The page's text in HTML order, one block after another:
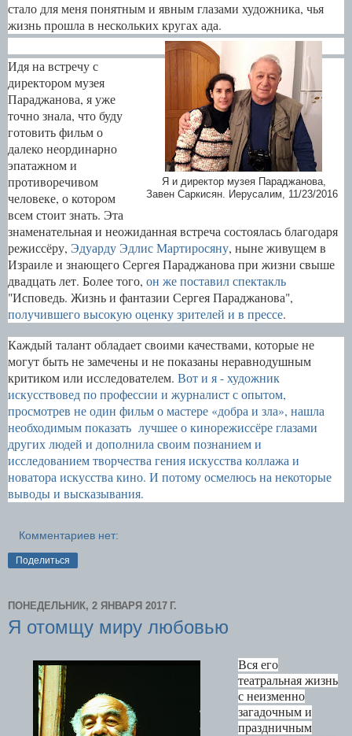
стало для меня понятным и явным глазами художника, чья
жизнь прошла в нескольких кругах ада.
Я и директор музея Параджанова,
Завен Саркисян. Иерусалим, 11/23/2016
Идя на встречу с
директором музея
Параджанова, я уже
точно знала, что буду
готовить фильм о
далеко неординарно
эпатажном и
противоречивом
человеке, о котором
всем стоит знать. Эта
знаменательная и неожиданная встреча состоялась благодаря
режиссёру, Эдуарду Эдлис Мартиросяну, ныне живущем в
Израиле и знающего Сергея Параджанова при жизни свыше
двадцать лет. Более того, он же поставил спектакль
"Исповедь. Жизнь и фантазии Сергея Параджанова",
получившего высокую оценку зрителей и в прессе.
Каждый талант обладает своими качествами, которые не
могут быть не замечены и не показаны неравнодушным
критиком или исследователем. Вот и я - художник
искусствовед по профессии и журналист с опытом,
просмотрев не один фильм о мастере «добра и зла», нашла
необходимым показать лучшее о кинорежиссёре глазами
других людей и дополнила своим познанием и
исследованием творчества гения искусства коллажа и
новатора искусства кино. И потому осмелюсь на некоторые
выводы и высказывания.
Комментариев нет:
Поделиться
ПОНЕДЕЛЬНИК, 2 ЯНВАРЯ 2017 Г.
Я отомщу миру любовью
Вся его
театральная жизнь
с неизменно
загадочным и
праздничным